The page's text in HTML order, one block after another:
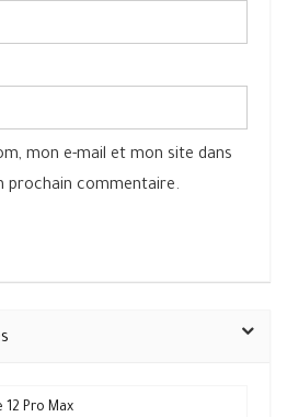
mon e-mail et mon site dans
prochain commentaire.
12 Pro Max